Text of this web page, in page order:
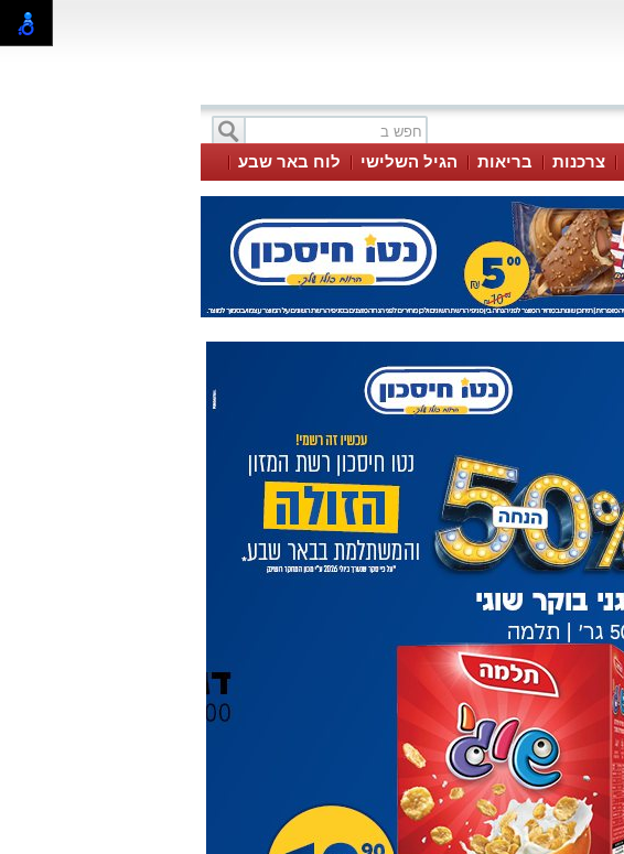
צרכנות בריאות הגיל השלישי
לוח באר שבע